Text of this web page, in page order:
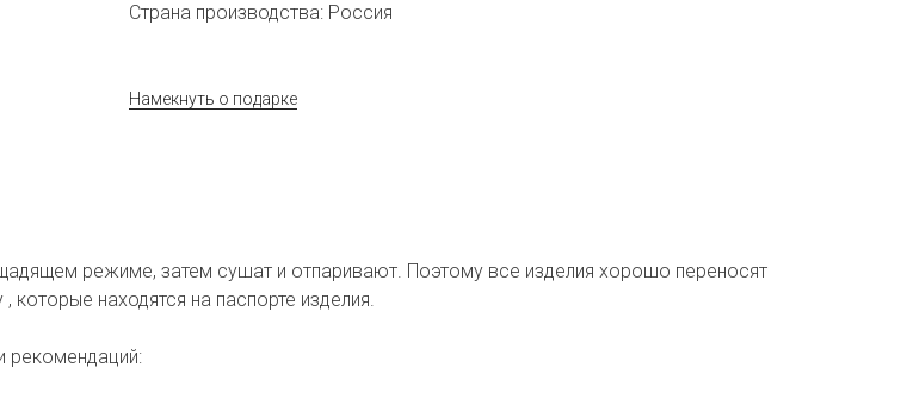
Страна производства: Россия
Намекнуть о подарке
режиме, затем сушат и отпаривают. Поэтому все изделия хорошо переносят
находятся на паспорте изделия.
рекомендаций: